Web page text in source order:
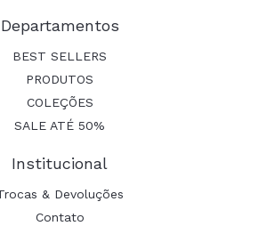
Departamentos
BEST SELLERS
PRODUTOS
COLEÇÕES
SALE ATÉ 50%
Institucional
& Devoluções
Contato